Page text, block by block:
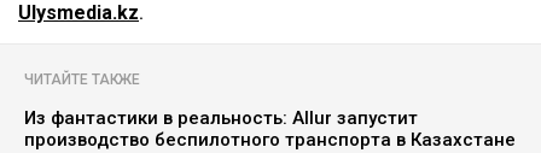
Ulysmedia.kz.
ЧИТАЙТЕ ТАКЖЕ
Из фантастики в реальность: Allur запустит
производство беспилотного транспорта в Казахстане